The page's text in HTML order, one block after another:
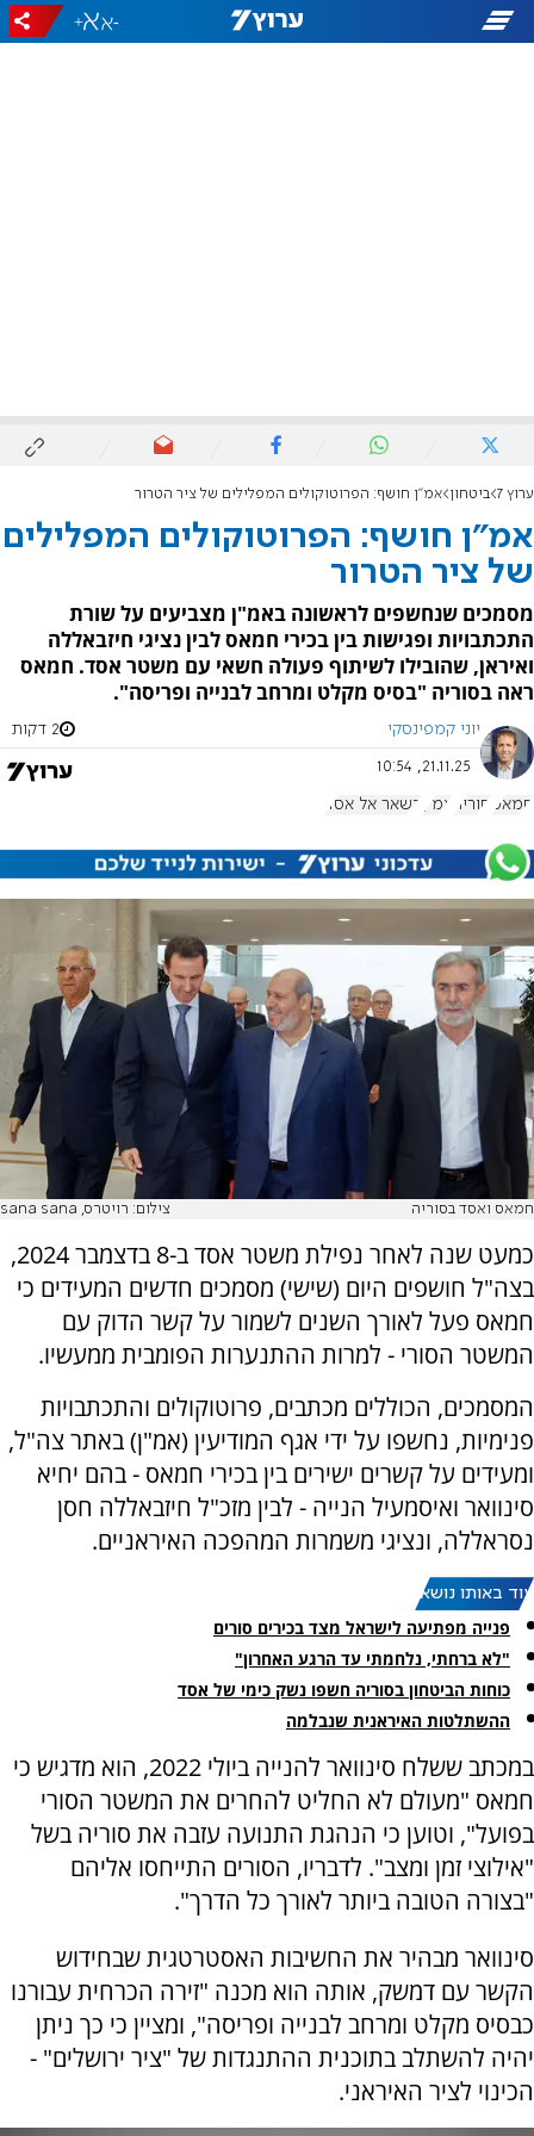
-
+
ערוץ 7 ביטחון אמ"ן חושף: הפרוטוקולים המפלילים של ציר הטרור
אמ"ן חושף: הפרוטוקולים המפלילים
של ציר הטרור
מסמכים שנחשפים לראשונה באמ"ן מצביעים על שורת
התכתבויות ופגישות בין בכירי חמאס לבין נציגי חיזבאללה
ואיראן, שהובילו לשיתוף פעולה חשאי עם משטר אסד. חמאס
ראה בסוריה "בסיס מקלט ומרחב לבנייה ופריסה".
יוני קמפינסקי 2 דקות
21.11.25, 10:54
חמאס סוריה אמ"ן בשאר אל אסד
חמאס ואסד בסוריה צילום: רויטרס, sana sana
כמעט שנה לאחר נפילת משטר אסד ב-8 בדצמבר 2024,
בצה"ל חושפים היום (שישי) מסמכים חדשים המעידים כי
חמאס פעל לאורך השנים לשמור על קשר הדוק עם
המשטר הסורי - למרות ההתנערות הפומבית ממעשיו.
המסמכים, הכוללים מכתבים, פרוטוקולים והתכתבויות
פנימיות, נחשפו על ידי אגף המודיעין (אמ"ן) באתר צה"ל,
ומעידים על קשרים ישירים בין בכירי חמאס - בהם יחיא
סינוואר ואיסמעיל הנייה - לבין מזכ"ל חיזבאללה חסן
נסראללה, ונציגי משמרות המהפכה האיראניים.
עוד באותו נושא:
פנייה מפתיעה לישראל מצד בכירים סורים
"לא ברחתי, נלחמתי עד הרגע האחרון"
כוחות הביטחון בסוריה חשפו נשק כימי של אסד
ההשתלטות האיראנית שנבלמה
במכתב ששלח סינוואר להנייה ביולי 2022, הוא מדגיש כי
חמאס "מעולם לא החליט להחרים את המשטר הסורי
בפועל", וטוען כי הנהגת התנועה עזבה את סוריה בשל
"אילוצי זמן ומצב". לדבריו, הסורים התייחסו אליהם
"בצורה הטובה ביותר לאורך כל הדרך".
סינוואר מבהיר את החשיבות האסטרטגית שבחידוש
הקשר עם דמשק, אותה הוא מכנה "זירה הכרחית עבורנו
כבסיס מקלט ומרחב לבנייה ופריסה", ומציין כי כך ניתן
יהיה להשתלב בתוכנית ההתנגדות של "ציר ירושלים" -
הכינוי לציר האיראני.